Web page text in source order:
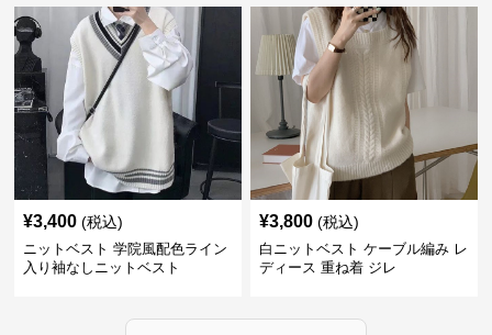
¥3,400 (税込)
ニットベスト 学院風配色ライン
入り袖なしニットベスト
¥3,800 (税込)
白ニットベスト ケーブル編み レ
ディース 重ね着 ジレ